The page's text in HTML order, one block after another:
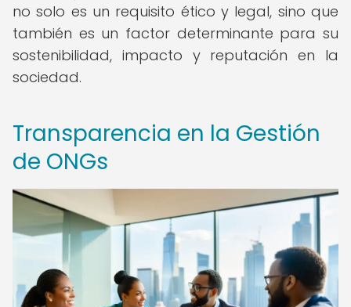
no solo es un requisito ético y legal, sino que
también es un factor determinante para su
sostenibilidad, impacto y reputación en la
sociedad.
Transparencia en la Gestión
de ONGs